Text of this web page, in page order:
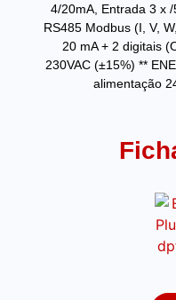
4/20mA, Entrada 3 x
RS485 Modbus (I, V,
20 mA + 2 digitais
230VAC (±15%) **
alimentação